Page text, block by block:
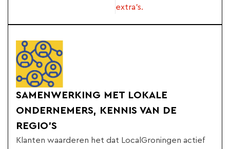
extra's.
SAMENWERKING MET LOKALE
ONDERNEMERS, KENNIS VAN DE
REGIO'S
Klanten waarderen het dat LocalGroningen actief